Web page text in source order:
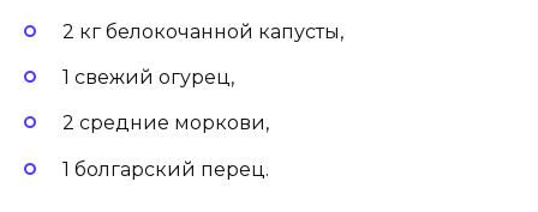
2 кг белокочанной капусты,
1 свежий огурец,
2 средние моркови,
1 болгарский перец.